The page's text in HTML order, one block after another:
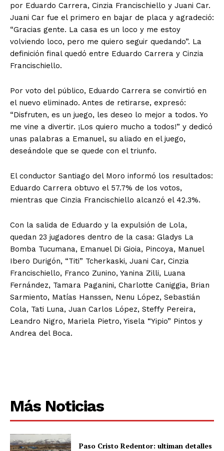
por Eduardo Carrera, Cinzia Francischiello y Juani Car.
Juani Car fue el primero en bajar de placa y agradeció:
“Gracias gente. La casa es un loco y me estoy
volviendo loco, pero me quiero seguir quedando”. La
definición final quedó entre Eduardo Carrera y Cinzia
Francischiello.
Por voto del público, Eduardo Carrera se convirtió en
el nuevo eliminado. Antes de retirarse, expresó:
“Disfruten, es un juego, les deseo lo mejor a todos. Yo
me vine a divertir. ¡Los quiero mucho a todos!” y dedicó
unas palabras a Emanuel, su aliado en el juego,
deseándole que se quede con el triunfo.
El conductor Santiago del Moro informó los resultados:
Eduardo Carrera obtuvo el 57.7% de los votos,
mientras que Cinzia Francischiello alcanzó el 42.3%.
Con la salida de Eduardo y la expulsión de Lola,
quedan 23 jugadores dentro de la casa: Gladys La
Bomba Tucumana, Emanuel Di Gioia, Pincoya, Manuel
Ibero Durigón, “Titi” Tcherkaski, Juani Car, Cinzia
Francischiello, Franco Zunino, Yanina Zilli, Luana
Fernández, Tamara Paganini, Charlotte Caniggia, Brian
Sarmiento, Matías Hanssen, Nenu López, Sebastián
Cola, Tati Luna, Juan Carlos López, Steffy Pereira,
Leandro Nigro, Mariela Pietro, Yisela “Yipio” Pintos y
Andrea del Boca.
Más Noticias
Paso Cristo Redentor: ultiman detalles